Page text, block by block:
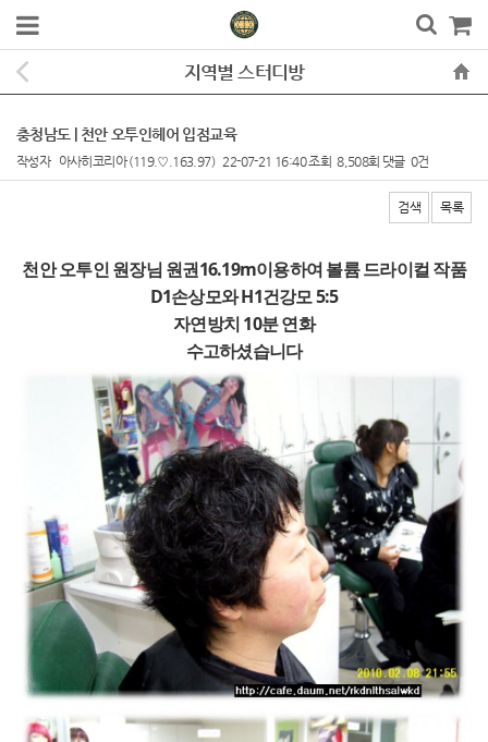
지역별 스터디방
충청남도 | 천안 오투인헤어 입점교육
작성자 아사히코리아(119.♡.163.97) 22-07-21 16:40조회 8,508회 댓글 0건
검색 목록
천안 오투인 원장님 원권16.19m이용하여 볼륨 드라이컬 작품
D1손상모와 H1건강모 5:5
자연방치 10분 연화
수고하셨습니다